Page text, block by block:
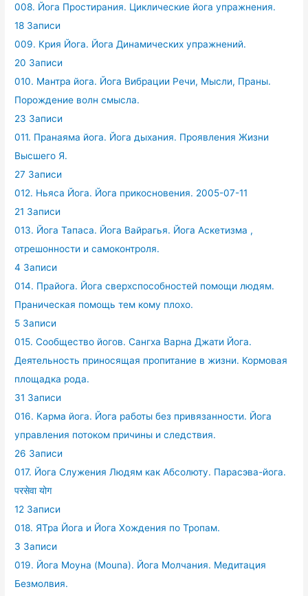
008. Йога Простирания. Циклические йога упражнения.
18 Записи
009. Крия Йога. Йога Динамических упражнений.
20 Записи
010. Мантра йога. Йога Вибрации Речи, Мысли, Праны.
Порождение волн смысла.
23 Записи
011. Пранаяма йога. Йога дыхания. Проявления Жизни
Высшего Я.
27 Записи
012. Ньяса Йога. Йога прикосновения. 2005-07-11
21 Записи
013. Йога Тапаса. Йога Вайрагья. Йога Аскетизма ,
отрешонности и самоконтроля.
4 Записи
014. Прайога. Йога сверхспособностей помощи людям.
Праническая помощь тем кому плохо.
5 Записи
015. Сообщество йогов. Сангха Варна Джати Йога.
Деятельность приносящая пропитание в жизни. Кормовая
площадка рода.
31 Записи
016. Карма йога. Йога работы без привязанности. Йога
управления потоком причины и следствия.
26 Записи
017. Йога Служения Людям как Абсолюту. Парасэва-йога.
परसेवा योग
12 Записи
018. ЯТра Йога и Йога Хождения по Тропам.
3 Записи
019. Йога Моуна (Mouna). Йога Молчания. Медитация
Безмолвия.